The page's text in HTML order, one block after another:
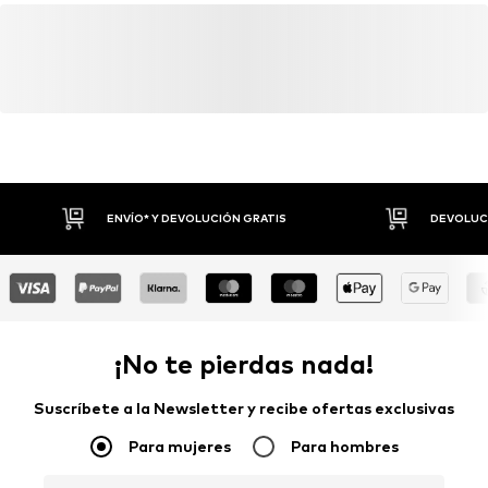
ENVÍO* Y DEVOLUCIÓN GRATIS
¡No te pierdas nada!
Suscríbete a la Newsletter y recibe ofertas exclusivas
Para mujeres Para hombres